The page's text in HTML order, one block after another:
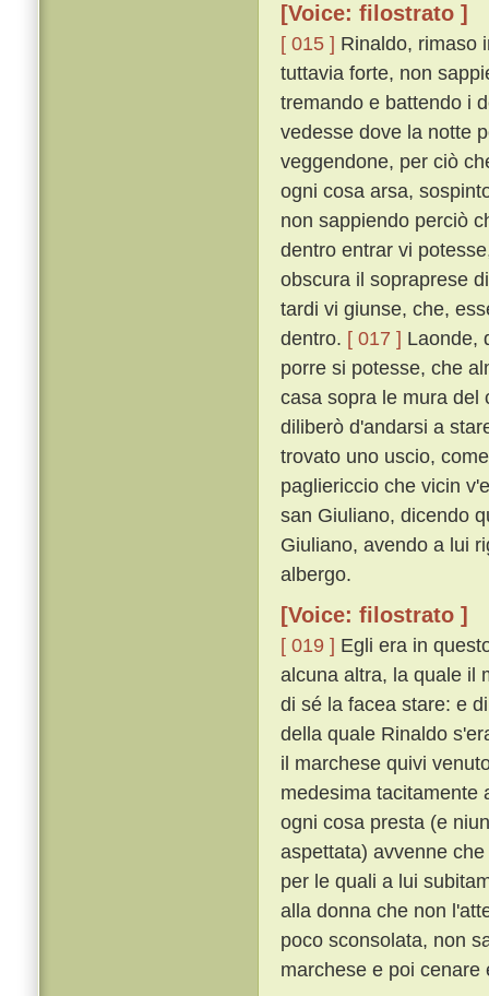
[Voice: filostrato ]
[ 015 ] Rinaldo, rimaso
tuttavia forte, non
tremando e battendo i
vedesse dove la notte
veggendone, per ciò
ogni cosa arsa,
non sappiendo perciò
dentro entrar vi
obscura il sopraprese
tardi vi giunse, che,
dentro. [ 017 ] Laonde,
porre si potesse, che
casa sopra le mura del
diliberò d'andarsi a
trovato uno uscio,
pagliericcio che vicin
san Giuliano, dicendo
Giuliano, avendo a lui
albergo.
[Voice: filostrato ]
[ 019 ] Egli era in
alcuna altra, la quale il
di sé la facea stare: e
della quale Rinaldo
il marchese quivi
medesima tacitamente
ogni cosa presta (e
aspettata) avvenne
per le quali a lui
alla donna che non
poco sconsolata, non
marchese e poi